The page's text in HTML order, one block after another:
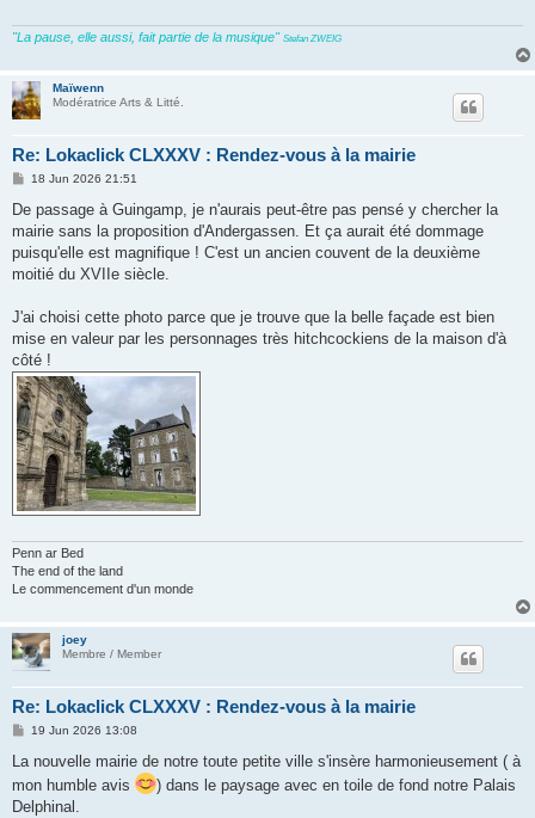
"La pause, elle aussi, fait partie de la musique" Stefan ZWEIG
Maïwenn
Modératrice Arts & Litté.
Re: Lokaclick CLXXXV : Rendez-vous à la mairie
P
s
18 Jun 2026 21:51
De passage à Guingamp, je n'aurais peut-être pas pensé y chercher la
mairie sans la proposition d'Andergassen. Et ça aurait été dommage
puisqu'elle est magnifique ! C'est un ancien couvent de la deuxième
moitié du XVIIe siècle.
J'ai choisi cette photo parce que je trouve que la belle façade est bien
mise en valeur par les personnages très hitchcockiens de la maison d'à
côté !
Penn ar Bed
The end of the land
Le commencement d'un monde
joey
Membre / Member
Re: Lokaclick CLXXXV : Rendez-vous à la mairie
P
s
19 Jun 2026 13:08
La nouvelle mairie de notre toute petite ville s'insère harmonieusement ( à
mon humble avis
) dans le paysage avec en toile de fond notre Palais
Delphinal.